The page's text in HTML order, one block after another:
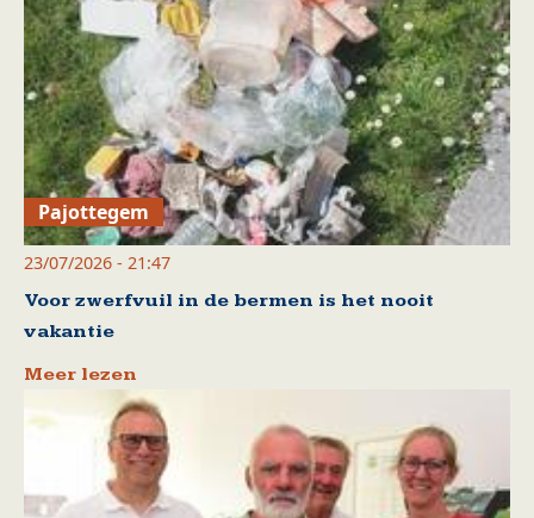
Pajottegem
23/07/2026 - 21:47
Voor zwerfvuil in de bermen is het nooit
vakantie
Meer lezen